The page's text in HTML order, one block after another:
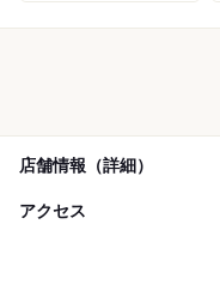
店舗情報（詳細）
アクセス